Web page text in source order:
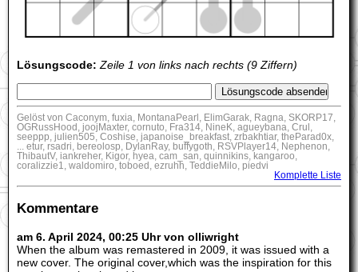
Lösungscode: Zeile 1 von links nach rechts (9 Ziffern)
Gelöst von Caconym, fuxia, MontanaPearl, ElimGarak, Ragna, SKORP17,
OGRussHood, joojMaxter, cornuto, Fra314, NineK, agueybana, Crul,
seeppp, julien505, Coshise, japanoise_breakfast, zrbakhtiar, theParad0x,
... etur, rsadri, bereolosp, DylanRay, buffygoth, RSVPlayer14, Nephenon,
ThibautV, iankreher, Kigor, hyea, cam_san, quinnikins, kangaroo,
coralizzie1, waldomiro, toboed, ezruhh, TeddieMilo, piedvi
Komplette Liste
Kommentare
am 6. April 2024, 00:25 Uhr von olliwright
When the album was remastered in 2009, it was issued with a
new cover. The original cover,which was the inspiration for this